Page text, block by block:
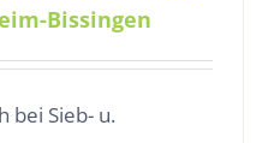
Bissingen
bei Sieb- u.